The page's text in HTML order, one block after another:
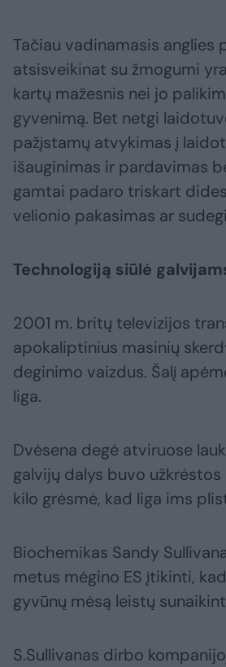
Tačiau vadinamasis anglies
atsisveikinat su žmogumi
kartų mažesnis nei jo
gyvenimą. Bet netgi
pažįstamų atvykimas į
išauginimas ir pardavimas
gamtai padaro triskart
velionio pakasimas ar
Technologiją siūlė
2001 m. britų televizijos
apokaliptinius masinių
deginimo vaizdus. Šalį
liga.
Dvėsena degė atviruose
galvijų dalys buvo
kilo grėsmė, kad liga ims
Biochemikas Sandy
metus mėgino ES įtikinti,
gyvūnų mėsą leistų
S.Sullivanas dirbo